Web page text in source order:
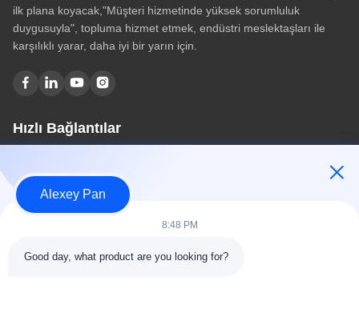
ilk plana koyacak,"Müşteri hizmetinde yüksek sorumluluk
duygusuyla", topluma hizmet etmek, endüstri meslektaşları ile
karşılıklı yarar, daha iyi bir yarın için.
Hızlı Bağlantılar
Hakkımızda
Ürünler
Kategoriler
Alexey Pan
8:48 PM
Good day, what product are you looking for?